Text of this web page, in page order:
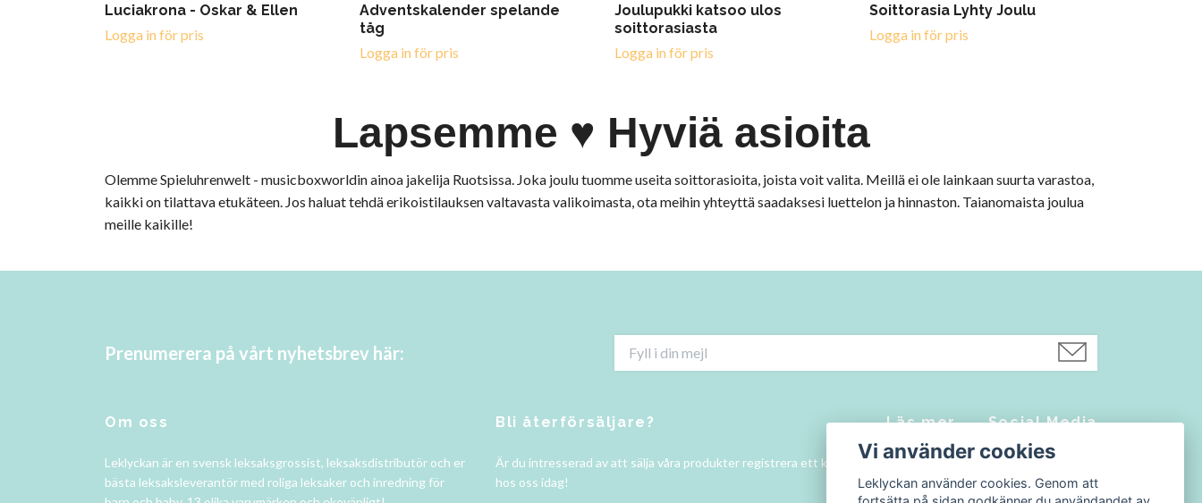
Luciakrona - Oskar & Ellen
Logga in för pris
Adventskalender spelande
tåg
Logga in för pris
Joulupukki katsoo ulos
soittorasiasta
Logga in för pris
Soittorasia Lyhty Joulu
Logga in för pris
Lapsemme ♥ Hyviä asioita
Olemme Spieluhrenwelt - musicboxworldin ainoa jakelija Ruotsissa. Joka joulu tuomme useita soittorasioita, joista voit valita. Meillä ei ole lainkaan suurta varastoa,
kaikki on tilattava etukäteen. Jos haluat tehdä erikoistilauksen valtavasta valikoimasta, ota meihin yhteyttä saadaksesi luettelon ja hinnaston. Taianomaista joulua
meille kaikille!
Prenumerera på vårt nyhetsbrev här:
Om oss
Leklyckan är en svensk leksaksgrossist, leksaksdistributör och er
bästa leksaksleverantör med roliga leksaker och inredning för
Bli återförsäljare?
Är du intresserad av att sälja våra produkter registrera ett konto
hos oss idag!
Läs mer
Yhteystiedot
Ostoehdot
Social Media
Facebook
Instagram
Vi använder cookies
Leklyckan använder cookies. Genom att